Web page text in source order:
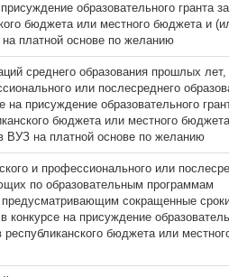
образовательного гранта
бюджета или местного бюджета и
платной основе по желанию
среднего образования прошлых лет,
или послесреднего
на присуждение образовательного
бюджета или местного
ВУЗ на платной основе по желанию
и профессионального или
по образовательным программам
предусматривающим сокращенные
конкурсе на присуждение
республиканского бюджета или